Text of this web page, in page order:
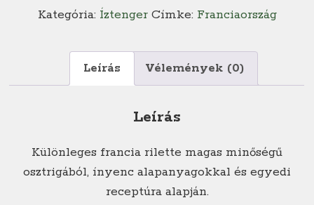
KerazicKategória: Íztenger Címke: Franciaország
Leírás Vélemények (0)
Leírás
Különleges francia rilette magas minőségű
osztrigából, ínyenc alapanyagokkal és egyedi
receptúra alapján.